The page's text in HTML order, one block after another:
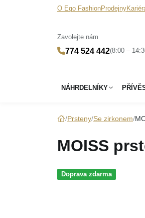
O Ego FashionProdejny
Zavolejte nám
774 524 442(8:00 –
NÁHRDELNÍKY
Prsteny Se zirkonem
MOISS
Doprava zdarma